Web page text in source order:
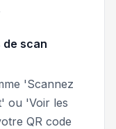
scan
'Scannez
ou 'Voir les
QR code